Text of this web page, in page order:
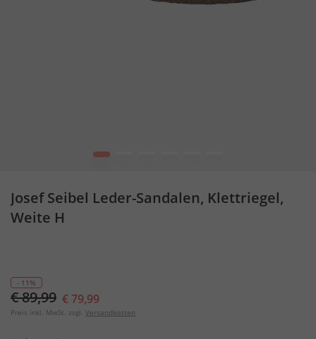
1
Josef Seibel Leder-Sandalen, Klettriegel,
Weite H
- 11%
€ 89,99 € 79,99
Preis inkl. MwSt. zzgl. Versandkosten